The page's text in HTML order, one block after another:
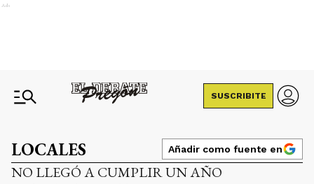
Ads
SUSCRIBITE
LOCALES Añadir como fuente en
NO LLEGÓ A CUMPLIR UN AÑO